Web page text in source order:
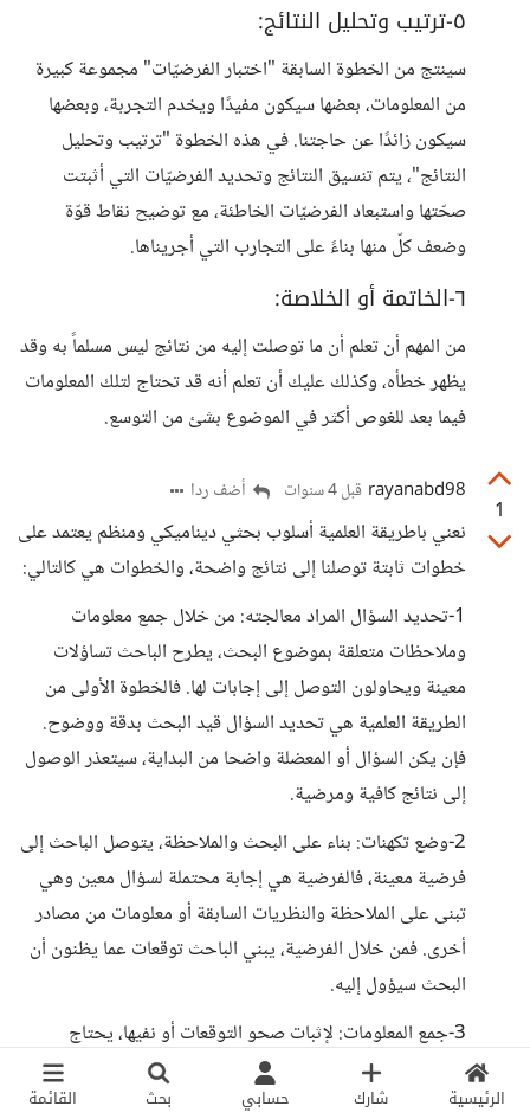
الرئيسية شارك حسابي بحث القائمة
٥-ترتيب وتحليل النتائج:
سينتج من الخطوة السابقة "اختبار الفرضيّات" مجموعة كبيرة
من المعلومات، بعضها سيكون مفيدًا ويخدم التجربة، وبعضها
سيكون زائدًا عن حاجتنا. في هذه الخطوة "ترتيب وتحليل
النتائج"، يتم تنسيق النتائج وتحديد الفرضيّات التي أثبتت
صحّتها واستبعاد الفرضيّات الخاطئة، مع توضيح نقاط قوّة
وضعف كلّ منها بناءً على التجارب التي أجريناها.
٦-الخاتمة أو الخلاصة:
من المهم أن تعلم أن ما توصلت إليه من نتائج ليس مسلماً به وقد
يظهر خطأه، وكذلك عليك أن تعلم أنه قد تحتاج لتلك المعلومات
فيما بعد للغوص أكثر في الموضوع بشئ من التوسع.
1
rayanabd98 قبل 4 سنوات أضف ردا
نعني باطريقة العلمية أسلوب بحثي ديناميكي ومنظم يعتمد على
خطوات ثابتة توصلنا إلى نتائج واضحة، والخطوات هي كالتالي:
1-تحديد السؤال المراد معالجته: من خلال جمع معلومات
وملاحظات متعلقة بموضوع البحث، يطرح الباحث تساؤلات
معينة ويحاولون التوصل إلى إجابات لها. فالخطوة الأولى من
الطريقة العلمية هي تحديد السؤال قيد البحث بدقة ووضوح.
فإن يكن السؤال أو المعضلة واضحا من البداية، سيتعذر الوصول
إلى نتائج كافية ومرضية.
2-وضع تكهنات: بناء على البحث والملاحظة، يتوصل الباحث إلى
فرضية معينة، فالفرضية هي إجابة محتملة لسؤال معين وهي
تبنى على الملاحظة والنظريات السابقة أو معلومات من مصادر
أخرى. فمن خلال الفرضية، يبني الباحث توقعات عما يظنون أن
البحث سيؤول إليه.
3-جمع المعلومات: لإثبات صحو التوقعات أو نفيها، يحتاج
الباحث إلى دليل ولهذه الغاية عدة استراتيجيات كالمراقبة في
بيئة طبيعية أو مختبر أو من خلال نموذج مصمم. فالباحث يقرر